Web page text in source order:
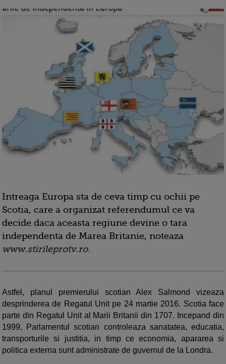
Intreaga Europa sta de ceva timp cu ochii pe
Scotia, care a organizat referendumul ce va
decide daca aceasta regiune devine o tara
independenta de Marea Britanie, noteaza
www.stirileprotv.ro.
Astfel, planul premierului scotian Alex Salmond vizeaza
desprinderea de Regatul Unit pe 24 martie 2016. Scotia face
parte din Regatul Unit al Marii Britanii din 1707. Incepand din
1999, Parlamentul scotian controleaza sanatatea, educatia,
transporturile si justitia, in timp ce economia, apararea si
politica externa sunt administrate de guvernul de la Londra.